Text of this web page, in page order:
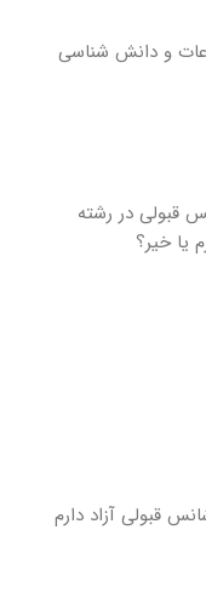
و دانش شناسی
قبولی در رشته
یا خیر؟
رشته روان شناسی تراز ۲۶۴۴ شانس قبولی آزاد دارم